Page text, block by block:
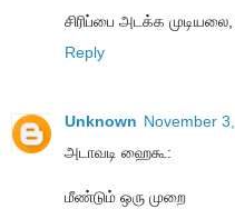
சிரிப்பை அடக்க
Reply
Unknown November
அடாவடி ஹைகூ:
மீண்டும் ஒரு முறை